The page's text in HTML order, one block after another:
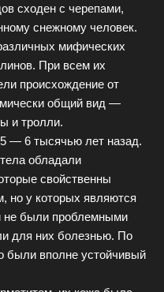
сходен с черепами,
снежному человек.
мифических
При всем их
происхождение от
общий вид —
и тролли.
— 6 тысячью лет назад.
обладали
свойственны
но у которых являются
не были проблемными
для них болезнью. По
были вполне устойчивый